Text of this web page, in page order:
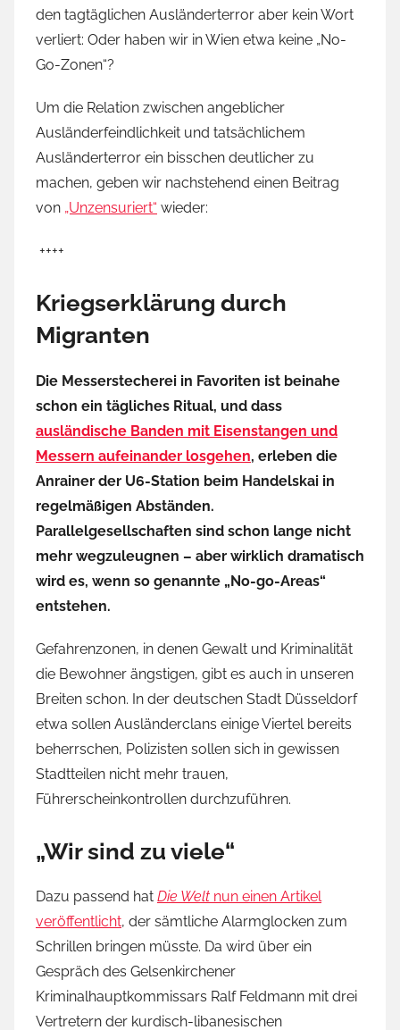
den tagtäglichen Ausländerterror aber kein Wort
verliert: Oder haben wir in Wien etwa keine „No-
Go-Zonen“?
Um die Relation zwischen angeblicher
Ausländerfeindlichkeit und tatsächlichem
Ausländerterror ein bisschen deutlicher zu
machen, geben wir nachstehend einen Beitrag
von „Unzensuriert“ wieder:
++++
Kriegserklärung durch
Migranten
Die Messerstecherei in Favoriten ist beinahe
schon ein tägliches Ritual, und dass
ausländische Banden mit Eisenstangen und
Messern aufeinander losgehen, erleben die
Anrainer der U6-Station beim Handelskai in
regelmäßigen Abständen.
Parallelgesellschaften sind schon lange nicht
mehr wegzuleugnen – aber wirklich dramatisch
wird es, wenn so genannte „No-go-Areas“
entstehen.
Gefahrenzonen, in denen Gewalt und Kriminalität
die Bewohner ängstigen, gibt es auch in unseren
Breiten schon. In der deutschen Stadt Düsseldorf
etwa sollen Ausländerclans einige Viertel bereits
beherrschen, Polizisten sollen sich in gewissen
Stadtteilen nicht mehr trauen,
Führerscheinkontrollen durchzuführen.
„Wir sind zu viele“
Dazu passend hat Die Welt nun einen Artikel
veröffentlicht, der sämtliche Alarmglocken zum
Schrillen bringen müsste. Da wird über ein
Gespräch des Gelsenkirchener
Kriminalhauptkommissars Ralf Feldmann mit drei
Vertretern der kurdisch-libanesischen